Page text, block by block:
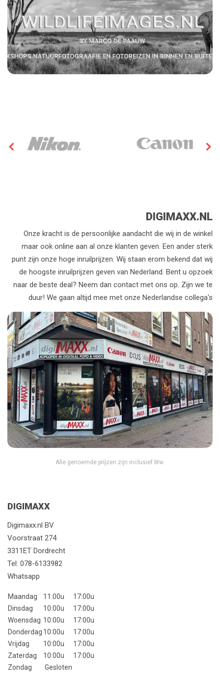
DIGIMAXX.NL
Onze kracht is de persoonlijke aandacht die wij in de winkel
maar ook online aan al onze klanten geven. Een ander sterk
punt zijn onze hoge inruilprijzen. Wij staan erom bekend dat wij
de hoogste inruilprijzen geven van Nederland. Bent u opzoek
naar de beste deal? Neem dan contact met ons op. Zijn we te
duur! We gaan altijd mee met onze Nederlandse collega's
Alle genoemde prijzen zijn inclusief btw.
DIGIMAXX
Digimaxx.nl BV
Voorstraat 274
3311ET Dordrecht
Tel: 078-6133982
Whatsapp
Maandag 11:00u
17:00u
Dinsdag
10:00u
17:00u
Woensdag 10:00u
17:00u
Donderdag 10:00u
17:00u
Vrijdag
10:00u
17:00u
Zaterdag
10:00u
17:00u
Zondag
Gesloten